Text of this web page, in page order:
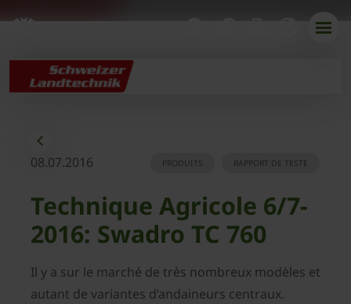
08.07.2016 RAPPORT DE TESTE
PRODUITS
Technique Agricole 6/7-
2016: Swadro TC 760
Il y a sur le marché de très nombreux modèles et
autant de variantes d’andaineurs centraux.